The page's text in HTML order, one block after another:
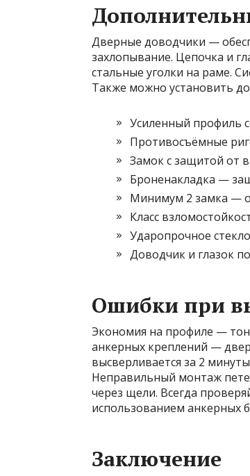
Дверные доводчики —
захлопывание. Цепочка и
стальные уголки на раме.
Также можно установить
Усиленный профиль
Противосъёмные
Замок с защитой от
Броненакладка —
Минимум 2 замка —
Класс
Ударопрочное
Доводчик и глазок
Ошибки при
Экономия на профиле —
анкерных креплений —
высверливается за 2
Неправильный монтаж
через щели. Всегда
использованием анкерных
Заключение